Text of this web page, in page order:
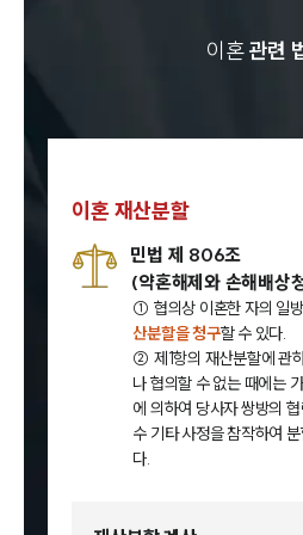
이혼관련
이혼 재산분할
민법 제 806조
(약혼해제와 손해배상
① 협의상 이혼한 자의 일
산분할을 청구할 수 있다.
② 제1항의 재산분할에 관
나 협의할 수 없는 때에는
에 의하여 당사자 쌍방의
수 기타 사정을 참작하여
다.